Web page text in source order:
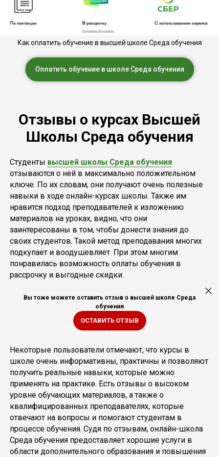
Как оплатить обучение в высшей школе Среда обучения
Оплатить обучение в школе Среда обучения
Отзывы о курсах Высшей
Школы Среда обучения
Студенты высшей школы Среда обучения
отзываются о ней в максимально положительном
ключе. По их словам, они получают очень полезные
навыки в ходе онлайн-курсах школы. Также им
нравится подход преподавателей к изложению
материалов на уроках, видно, что они
заинтересованы в том, чтобы донести знания до
своих студентов. Такой метод преподавания многих
подкупает и воодушевляет. При этом многим
понравилась возможность оплаты обучения в
рассрочку и выгодные скидки.
Вы тоже можете оставить отзыв о высшей школе Среда
обучения
ОСТАВИТЬ ОТЗЫВ
Некоторые пользователи отмечают, что курсы в
школе очень информативны, практичны и позволяют
получить реальные навыки, которые можно
применять на практике. Есть отзывы о высоком
уровне обучающих материалов, а также о
квалифицированных преподавателях, которые
отвечают на вопросы и помогают студентам в
процессе обучения. Судя по отзывам, онлайн-школа
Среда обучения предоставляет хорошие услуги в
области дополнительного образования и повышения